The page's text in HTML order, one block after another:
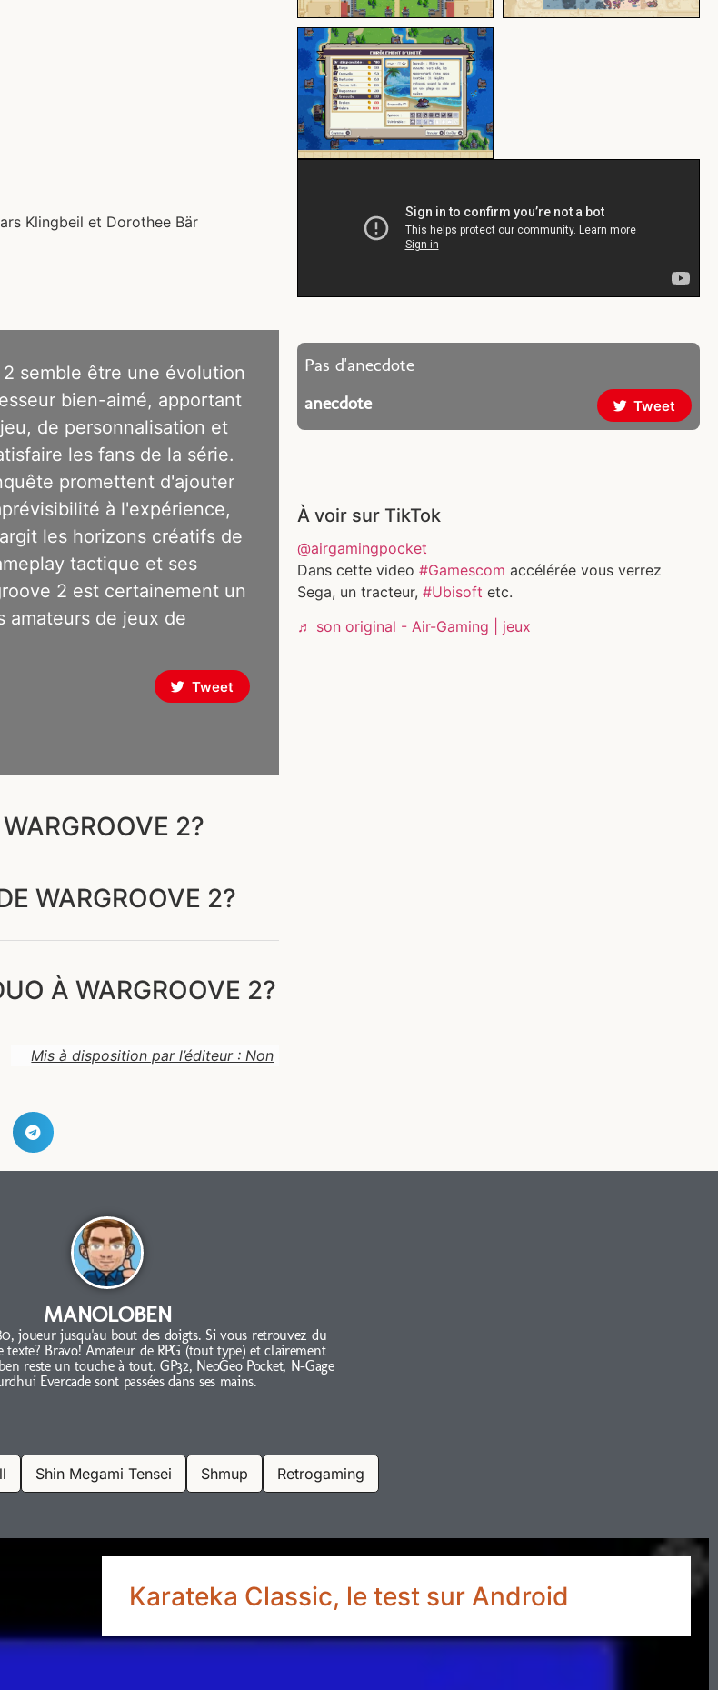
Klingbeil et Dorothee Bär
semble être une évolution
bien-aimé, apportant
de personnalisation et
les fans de la série.
promettent d'ajouter
à l'expérience,
les horizons créatifs de
tactique et ses
2 est certainement un
amateurs de jeux de
Tweet
2?
WARGROOVE 2?
À WARGROOVE 2?
Mis à disposition par l’éditeur : Non
Pas d'anecdote
anecdote
Tweet
À voir sur TikTok
@airgamingpocket
Dans cette video #Gamescom accélérée vous verrez
Sega, un tracteur, #Ubisoft etc.
♬ son original - Air-Gaming | jeux
MANOLOBEN
joueur jusqu'au bout des doigts. Si vous retrouvez du
texte? Bravo! Amateur de RPG (tout type) et clairement
reste un touche à tout. GP32, NeoGeo Pocket, N-Gage
Evercade sont passées dans ses mains.
Shin Megami Tensei Shmup Retrogaming
Karateka Classic, le test sur Android